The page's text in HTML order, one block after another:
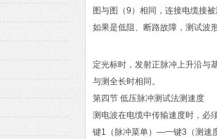
图与图（9）相同，连接电缆接
如果是低阻、断路故障，测试波
定光标时，发射正脉冲上升沿与
与测全长时相同。
第四节 低压脉冲测试法测速度
测电波在电缆中传输速度时，
键1（脉冲菜单）—一键3（测速